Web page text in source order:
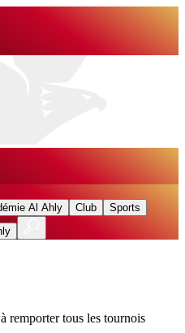
Al Ahly Club
Sports
remporter tous les tournois